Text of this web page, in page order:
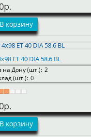
В корзину
ET 40 DIA 58.6 BL
на Дону (шт.): 2
(шт.): 0
В корзину